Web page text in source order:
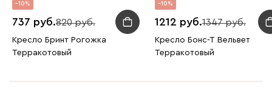
10
737 820
Кресло Бринт Рогожка
Терракотовый
10
1212 1347
Кресло Бонс-Т Вельвет
Терракотовый